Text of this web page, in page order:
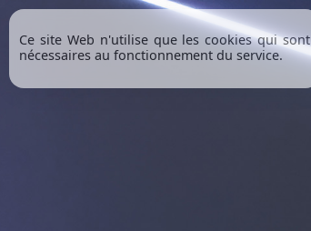
Ce site Web n'utilise que les cookies qui sont
nécessaires au fonctionnement du service.